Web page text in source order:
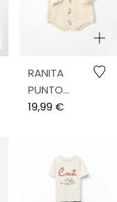
RANITA
PUNTO
BOBO
19,99 €